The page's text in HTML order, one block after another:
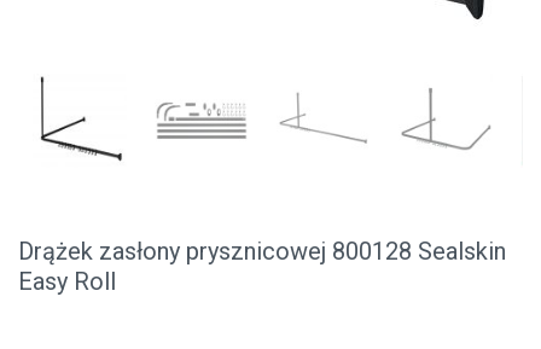
Drążek zasłony prysznicowej 800128 Sealskin
Easy Roll